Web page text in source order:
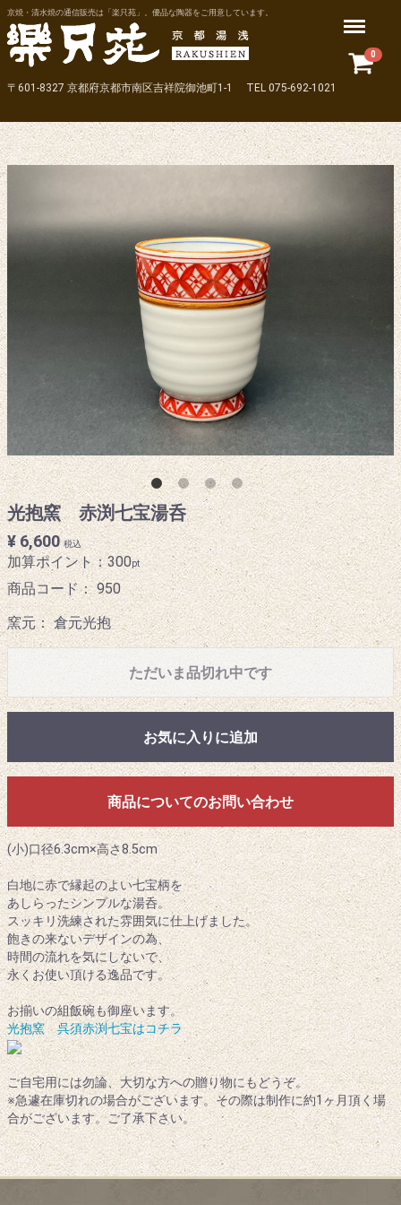
京焼・清水焼の通信販売は「楽只苑」。優品な陶器をご用意しています。
〒601-8327 京都府京都市南区吉祥院御池町1-1 TEL 075-692-1021
0
Menu
光抱窯 赤渕七宝湯呑
¥ 6,600 税込
加算ポイント：300pt
商品コード：950
窯元： 倉元光抱
ただいま品切れ中です
お気に入りに追加
商品についてのお問い合わせ
(小)口径6.3cm×高さ8.5cm
白地に赤で縁起のよい七宝柄を
あしらったシンプルな湯呑。
スッキリ洗練された雰囲気に仕上げました。
飽きの来ないデザインの為、
時間の流れを気にしないで、
永くお使い頂ける逸品です。
お揃いの組飯碗も御座います。
光抱窯 呉須赤渕七宝はコチラ
ご自宅用には勿論、大切な方への贈り物にもどうぞ。
※急遽在庫切れの場合がございます。その際は制作に約1ヶ月頂く場
合がございます。ご了承下さい。